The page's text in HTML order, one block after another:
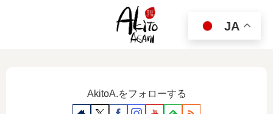
AkitoA.をフォローする
JA